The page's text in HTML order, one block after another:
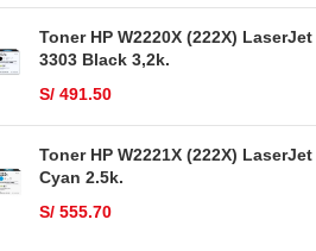
Toner HP W2220X (222X) LaserJet
3303 Black 3,2k.
S/491.50
Toner HP W2221X (222X) LaserJet
Cyan 2.5k.
S/555.70